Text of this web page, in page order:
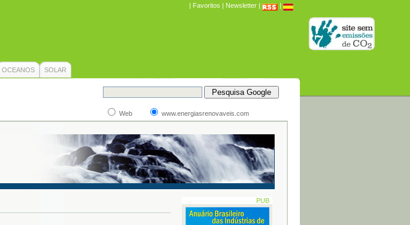
| Favoritos | Newsletter | |
OCEANOS SOLAR
Web www.energiasrenovaveis.com
PUB